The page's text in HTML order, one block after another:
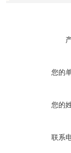
您的
您的
联系